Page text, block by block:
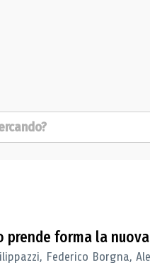
prende forma la
Federico Borgna,